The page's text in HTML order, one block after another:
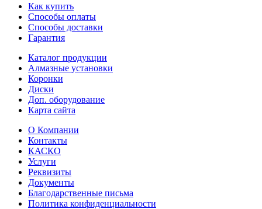
Как купить
Способы оплаты
Способы доставки
Гарантия
Каталог продукции
Алмазные установки
Коронки
Диски
Доп. оборудование
Карта сайта
О Компании
Контакты
КАСКО
Услуги
Реквизиты
Документы
Благодарственные письма
Политика конфиденциальности